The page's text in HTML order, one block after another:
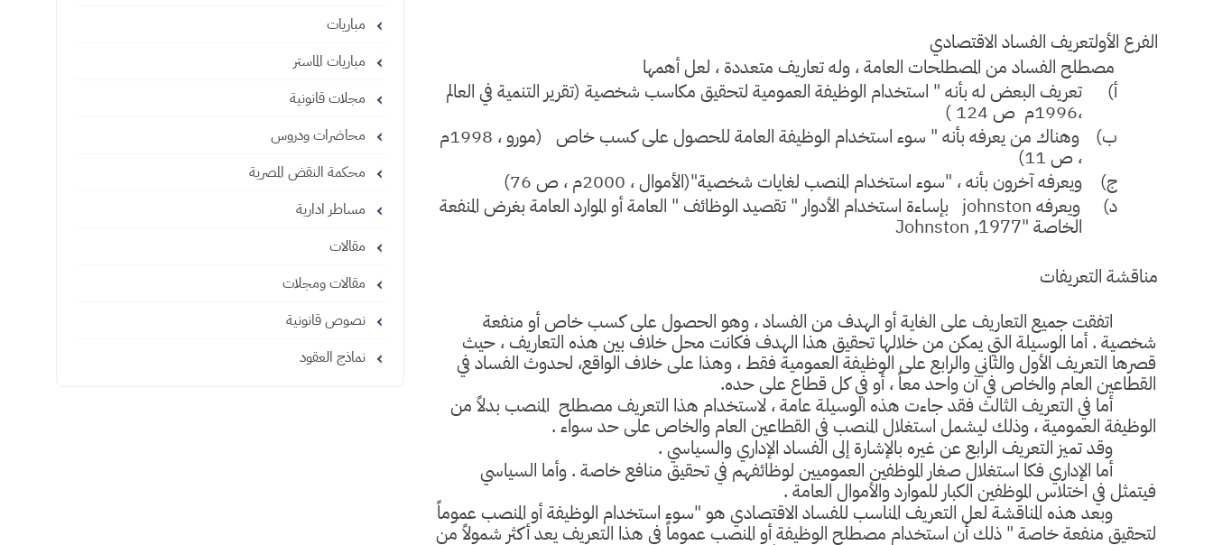
الفرع الأولتعريف الفساد الاقتصادي
مصطلح الفساد من المصطلحات العامة ، وله تعاريف متعددة ، لعل أهمها
أ‌)
تعريف البعض له بأنه " استخدام الوظيفة العمومية لتحقيق مكاسب شخصية (تقرير التنمية في العالم
،1996م ص 124 )
ب‌)
وهناك من يعرفه بأنه " سوء استخدام الوظيفة العامة للحصول على كسب خاص (مورو ، 1998م
، ص 11)
ج) ويعرفه آخرون بأنه ، "سوء استخدام المنصب لغايات شخصية"(الأموال ، 2000م ، ص 76)
د) ويعرفه johnstonبإساءة استخدام الأدوار " تقصيد الوظائف " العامة أو الموارد العامة بغرض المنفعة
الخاصة "Johnston ,1977
مناقشة التعريفات
اتفقت جميع التعاريف على الغاية أو الهدف من الفساد ، وهو الحصول على كسب خاص أو منفعة
شخصية . أما الوسيلة التي يمكن من خلالها تحقيق هذا الهدف فكانت محل خلاف بين هذه التعاريف ، حيث
قصرها التعريف الأول والثاني والرابع على الوظيفة العمومية فقط ، وهذا على خلاف الواقع، لحدوث الفساد في
القطاعين العام والخاص في آن واحد معاً ، أو في كل قطاع على حده.
أما في التعريف الثالث فقد جاءت هذه الوسيلة عامة ، لاستخدام هذا التعريف مصطلح المنصب بدلاً من
الوظيفة العمومية ، وذلك ليشمل استغلال المنصب في القطاعين العام والخاص على حد سواء .
وقد تميز التعريف الرابع عن غيره بالإشارة إلى الفساد الإداري والسياسي .
أما الإداري فكا استغلال صغار الموظفين العموميين لوظائفهم في تحقيق منافع خاصة . وأما السياسي
فيتمثل في اختلاس الموظفين الكبار للموارد والأموال العامة .
وبعد هذه المناقشة لعل التعريف المناسب للفساد الاقتصادي هو "سوء استخدام الوظيفة أو المنصب عموماً
لتحقيق منفعة خاصة " ذلك أن استخدام مصطلح الوظيفة أو المنصب عموماً في هذا التعريف يعد أكثر شمولاً من
مباريات
مباريات الماستر
مجلات قانونية
محاضرات ودروس
محكمة النقض المصرية
مساطر ادارية
مقالات
مقالات ومجلات
نصوص قانونية
نماذج العقود